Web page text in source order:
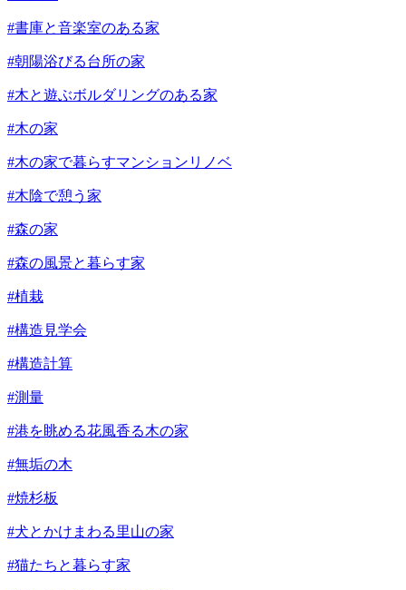
#書庫と音楽室のある家
#朝陽浴びる台所の家
#木と遊ぶボルダリングのある家
#木の家
#木の家で暮らすマンションリノベ
#木陰で憩う家
#森の家
#森の風景と暮らす家
#植栽
#構造見学会
#構造計算
#測量
#港を眺める花風香る木の家
#無垢の木
#焼杉板
#犬とかけまわる里山の家
#猫たちと暮らす家